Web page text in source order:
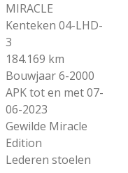
MIRACLE
Kenteken 04-LHD-
3
184.169 km
Bouwjaar 6-2000
APK tot en met 07-
06-2023
Gewilde Miracle
Edition
Lederen stoelen